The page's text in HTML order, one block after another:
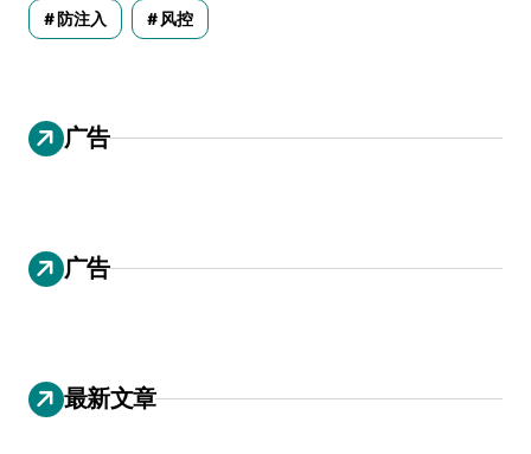
防注入 风控
广告
广告
最新文章